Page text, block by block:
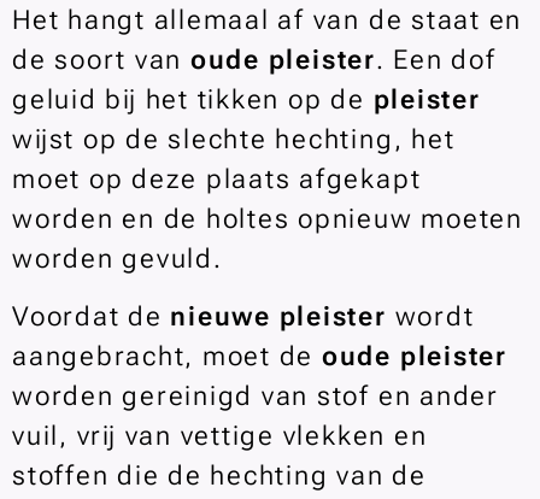
Het hangt allemaal af van de staat en
de soort van oude pleister. Een dof
geluid bij het tikken op de pleister
wijst op de slechte hechting, het
moet op deze plaats afgekapt
worden en de holtes opnieuw moeten
worden gevuld.
Voordat de nieuwe pleister wordt
aangebracht, moet de oude pleister
worden gereinigd van stof en ander
vuil, vrij van vettige vlekken en
stoffen die de hechting van de